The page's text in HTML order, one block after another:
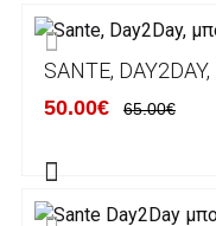
ΕΞΟΔΑ
ΕΛΛΑΔΑ
μεταφορικών 2€
SANTE,
50.00€ 65.00€